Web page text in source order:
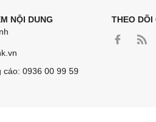
NỘI DUNG
cáo: 0936 00 99 59
THEO DÕI